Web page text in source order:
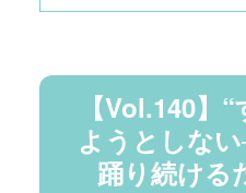
【Vol.140】
ようとしな
踊り続ける